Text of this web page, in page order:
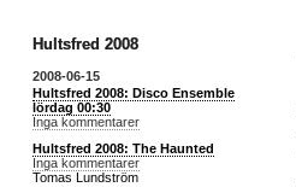
Hultsfred 2008
2008-06-15
Hultsfred 2008: Disco Ensemble
lördag 00:30
Inga kommentarer
Hultsfred 2008: The Haunted
Inga kommentarer
Tomas Lundström